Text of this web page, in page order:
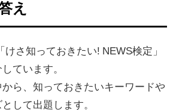
え
けさ知っておきたい! NEWS検定」
ています。
ら、知っておきたいキーワードや
して出題します。